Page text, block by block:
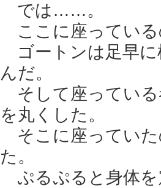
では……。
ここに座ってい
ゴートンは足早に
んだ。
そして座っている
を丸くした。
そこに座っていた
た。
ぷるぷると身体を